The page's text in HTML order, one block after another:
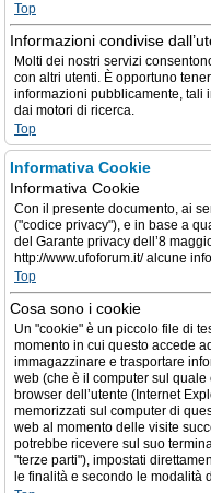
Top
Informazioni condivise
Molti dei nostri servizi
con altri utenti. È opportuno
informazioni pubblicamente, tali
dai motori di ricerca.
Top
Informativa Cookie
Informativa Cookie
Con il presente documento, ai
("codice privacy"), e in base a
del Garante privacy dell’8
http://www.ufoforum.it/ alcune
Top
Cosa sono i cookie
Un "cookie" è un piccolo file di
momento in cui questo accede
immagazzinare e trasportare
web (che è il computer sul
browser dell’utente (Internet
memorizzati sul computer di
web al momento delle visite
potrebbe ricevere sul suo
"terze parti"), impostati
le finalità e secondo le modalità